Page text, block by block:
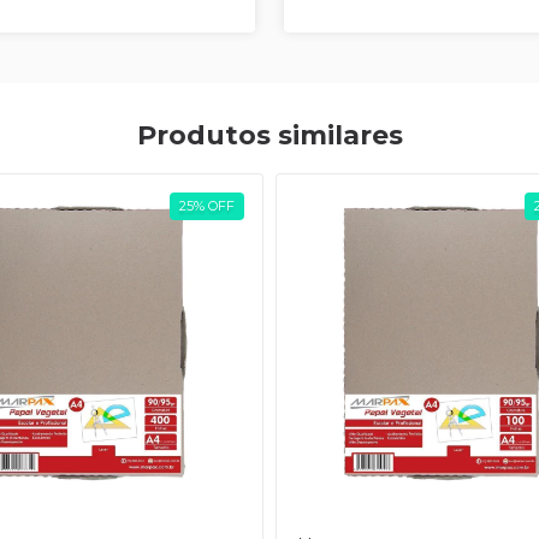
Produtos similares
25% OFF